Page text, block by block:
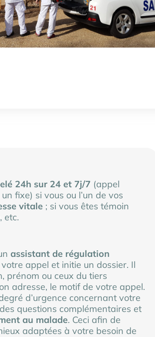
24h sur 24 et 7j/7 (appel
fixe) si vous ou l’un de vos
vitale ; si vous êtes témoin
etc.
assistant de régulation
appel et initie un dossier. Il
prénom ou ceux du tiers
adresse, le motif de votre appel.
d’urgence concernant votre
questions complémentaires et
au malade. Ceci afin de
adaptées à votre besoin de